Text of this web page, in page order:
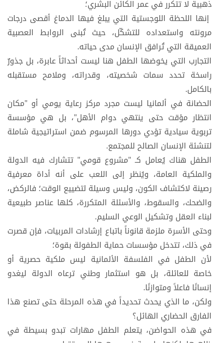
ذهبية لا تتكرر في عمر الكائن البشري؛
إنها اللحظة اللوجستية التي يبلغ فيها الدماغ أقصى درجات
مرونته واستعداده للتشكّل، حيث تُبنى الروابط العصبية
العميقة التي تُرافق الإنسان مدى حياته.
التجارب التي يخوضها الطفل هنا ليست أحداثاً عابرة، بل جذورٌ
راسخة تحدد سمات شخصيته، وقدراته، وملامح مستقبله
بالكامل.
الحضانة في ألمانيا ليست مجرد مركز رعاية يومي أو "مكان
انتظار مؤقت حتى ينتهي دوام الأهل"، بل هي مؤسسة
تربوية سيادية تؤدي دورها المرسوم ضمن استراتيجية شاملة
لتنشئة الإنسان الصالح للمجتمع.
الطفل هناك يُعامل كـ "مشروع قومي" تتشارك فيه الدولة
والملكية العامة، ويُنظر إلى اللعب على أنه أداة معرفية
رصينة لاكتشاف الكون، وليس وسيلة لتضييع الوقت؛ فالركض،
والضحك، والسقوط، والأسئلة المتكررة، كلها عناصر طبيعية
لبناء العقل وتشكيل الوعي السليم.
وحتى الأسرة ملزمة قانوناً باتباع إرشادات المربيات، فإن قصرت
في ذلك، تتدخل مؤسسات حماية الطفولة بقوة؛
لأن الطفل في الفلسفة الألمانية ليس ملكية حصرية أو
خاصة للعائلة، بل هو استثمار وطني ترعاه الدولة ليغدو
إنسانًا فاعلاً ومتوازنًا.
ولكن، ما الذي يحدث تحديداً في هذه المرحلة حتى تصنع هذا
الفارق الحضاري الهائل؟
في هذه الحواضن، يتعلم الطفل مهارات تبدو بسيطة في